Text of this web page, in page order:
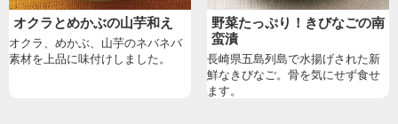
オクラとめかぶの山芋和え
オクラ、めかぶ、山芋のネバネバ
素材を上品に味付けしました。
野菜たっぷり！きびなごの南
蛮漬
長崎県五島列島で水揚げされた新
鮮なきびなご。骨を気にせず食せ
ます。